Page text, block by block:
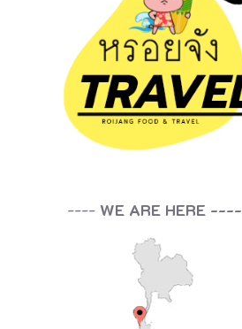
---- WE ARE HERE ----